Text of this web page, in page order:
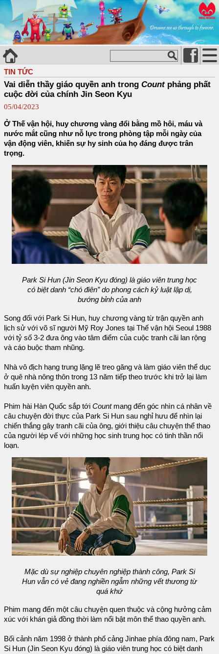
TIN TỨC
Vai diễn thầy giáo quyền anh trong Countphảng phất
cuộc đời của chính Jin Seon Kyu
05/04/2023
Ở Thế vận hội, huy chương vàng đổi bằng mồ hôi, máu và
nước mắt cũng như nỗ lực trong phòng tập mỗi ngày của
vận động viên, khiến sự hy sinh của họ đáng được trân
trọng.
Park Si Hun (Jin Seon Kyu đóng) là giáo viên trung học
có biệt danh “chó điên” do phong cách kỷ luật lập dị,
bướng bỉnh của anh
Song đối với Park Si Hun, huy chương vàng từ trận quyền anh
lịch sử với võ sĩ người Mỹ Roy Jones tại Thế vận hội Seoul 1988
với tỷ số 3-2 đưa ông vào tâm điểm của cuộc tranh cãi lan rộng
và cáo buộc tham nhũng.
Nhà vô địch hạng trung lặng lẽ treo găng và làm giáo viên thể dục
ở quê nhà nông thôn trong 13 năm tiếp theo trước khi trở lại làm
huấn luyện viên quyền anh.
Phim hài Hàn Quốc sắp tới Countmang đến góc nhìn cá nhân về
câu chuyện đời thực của Park Si Hun sau nghỉ hưu để nhìn lại
chiến thắng gây tranh cãi của ông, giới thiệu câu chuyện thể thao
của người lép vế với những học sinh trung học có tinh thần nổi
loạn.
Mặc dù sự nghiệp chuyên nghiệp thành công, Park Si
Hun vẫn có vẻ đang nghiền ngẫm những vết thương từ
quá khứ
Phim mang đến một câu chuyện quen thuộc và cộng hưởng cảm
xúc với khán giả đồng thời làm nổi bật môn thể thao quyền anh.
Bối cảnh năm 1998 ở thành phố cảng Jinhae phía đông nam, Park
Si Hun (Jin Seon Kyu đóng) là giáo viên trung học có biệt danh